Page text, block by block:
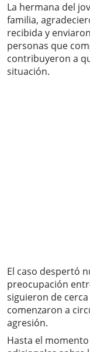
La hermana del
familia,
recibida y
personas que
contribuyeron a
situación.
El caso despertó
preocupación
siguieron de
comenzaron a
agresión.
Hasta el